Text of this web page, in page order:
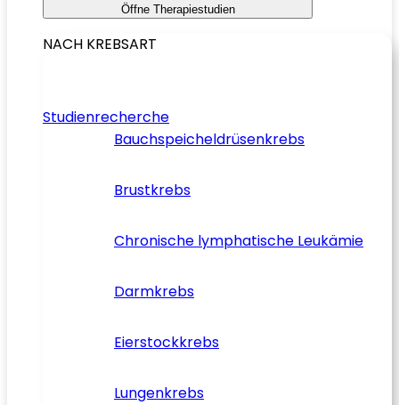
Öffne Therapiestudien
NACH KREBSART
Studienrecherche
Bauchspeicheldrüsenkrebs
Brustkrebs
Chronische lymphatische Leukämie
Darmkrebs
Eierstockkrebs
Lungenkrebs